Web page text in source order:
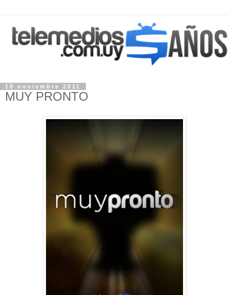
10 noviembre 2011
MUY PRONTO